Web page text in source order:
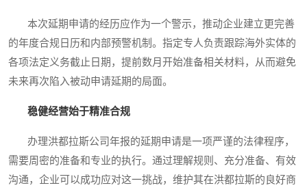
本次延期申请的经历应作为一个警示，推动企业建立更完善
的年度合规日历和内部预警机制。指定专人负责跟踪海外实体的
各项法定义务截止日期，提前数月开始准备相关材料，从而避免
未来再次陷入被动申请延期的局面。
稳健经营始于精准合规
办理洪都拉斯公司年报的延期申请是一项严谨的法律程序，
需要周密的准备和专业的执行。通过理解规则、充分准备、有效
沟通，企业可以成功应对这一挑战，维护其在洪都拉斯的良好商